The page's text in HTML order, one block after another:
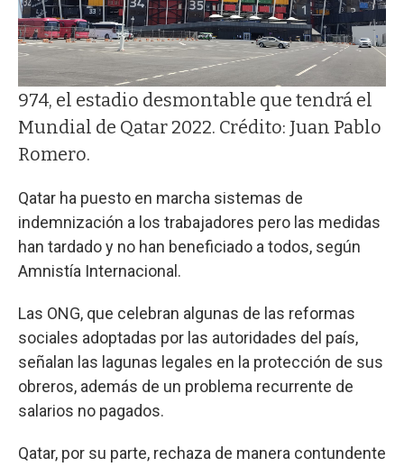
974, el estadio desmontable que tendrá el
Mundial de Qatar 2022. Crédito: Juan Pablo
Romero.
Qatar ha puesto en marcha sistemas de
indemnización a los trabajadores pero las medidas
han tardado y no han beneficiado a todos, según
Amnistía Internacional.
Las ONG, que celebran algunas de las reformas
sociales adoptadas por las autoridades del país,
señalan las lagunas legales en la protección de sus
obreros, además de un problema recurrente de
salarios no pagados.
Qatar, por su parte, rechaza de manera contundente